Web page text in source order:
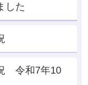
した
令和7年10